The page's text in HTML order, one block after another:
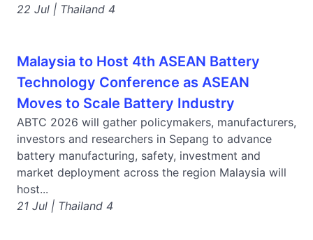
22 Jul | Thailand 4
Malaysia to Host 4th ASEAN Battery
Technology Conference as ASEAN
Moves to Scale Battery Industry
ABTC 2026 will gather policymakers, manufacturers,
investors and researchers in Sepang to advance
battery manufacturing, safety, investment and
market deployment across the region Malaysia will
host...
21 Jul | Thailand 4